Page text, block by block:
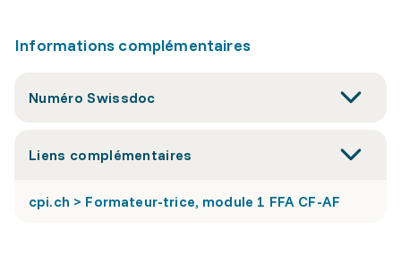
Informations complémentaires
Numéro Swissdoc
Liens complémentaires
cpi.ch > Formateur-trice, module 1 FFA CF-AF